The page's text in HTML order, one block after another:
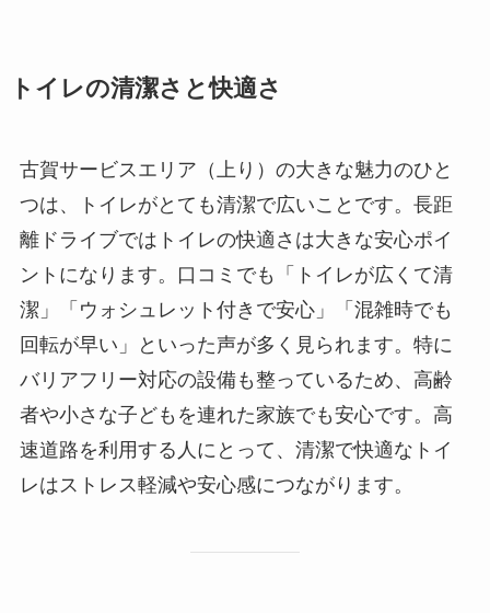
トイレの清潔さと快適さ
古賀サービスエリア（上り）の大きな魅力のひと
つは、トイレがとても清潔で広いことです。長距
離ドライブではトイレの快適さは大きな安心ポイ
ントになります。口コミでも「トイレが広くて清
潔」「ウォシュレット付きで安心」「混雑時でも
回転が早い」といった声が多く見られます。特に
バリアフリー対応の設備も整っているため、高齢
者や小さな子どもを連れた家族でも安心です。高
速道路を利用する人にとって、清潔で快適なトイ
レはストレス軽減や安心感につながります。